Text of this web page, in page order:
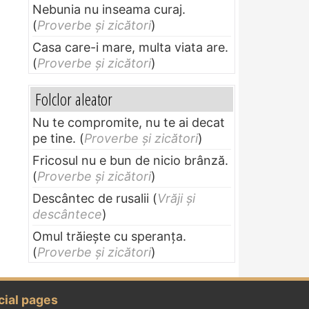
Nebunia nu inseama curaj.
(Proverbe și zicători)
Casa care-i mare, multa viata are.
(Proverbe și zicători)
Folclor aleator
Nu te compromite, nu te ai decat
pe tine. (Proverbe și zicători)
Fricosul nu e bun de nicio brânză.
(Proverbe și zicători)
Descântec de rusalii (Vrăji și
descântece)
Omul trăieşte cu speranţa.
(Proverbe și zicători)
pages